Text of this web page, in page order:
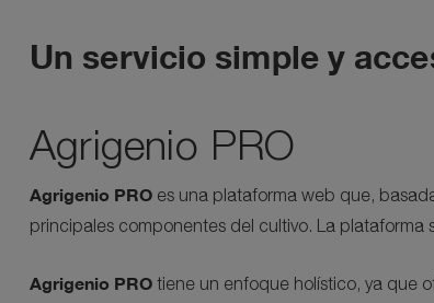
Un servicio simple y
Agrigenio PRO
Agrigenio PRO es una plataforma web que,
principales componentes del cultivo. La
Agrigenio PRO tiene un enfoque holístico, ya que